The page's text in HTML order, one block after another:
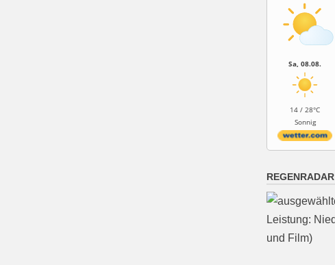
Sa, 08.08.
14 / 28°C
Sonnig
REGENRADAR